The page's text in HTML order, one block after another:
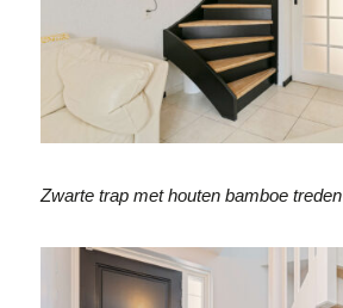
Zwarte trap met houten bamboe treden